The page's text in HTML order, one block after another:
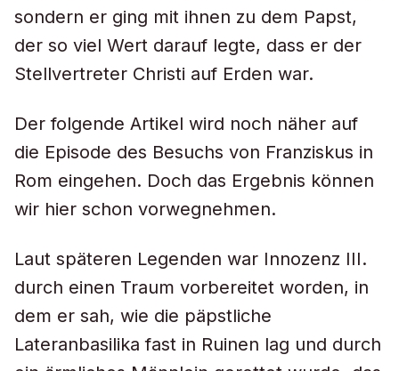
sondern er ging mit ihnen zu dem Papst,
der so viel Wert darauf legte, dass er der
Stellvertreter Christi auf Erden war.
Der folgende Artikel wird noch näher auf
die Episode des Besuchs von Franziskus in
Rom eingehen. Doch das Ergebnis können
wir hier schon vorwegnehmen.
Laut späteren Legenden war Innozenz III.
durch einen Traum vorbereitet worden, in
dem er sah, wie die päpstliche
Lateranbasilika fast in Ruinen lag und durch